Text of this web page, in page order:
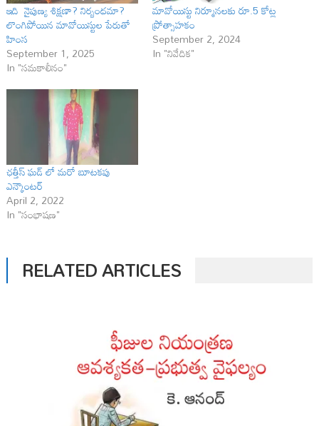
ఇది నైపుణ్య శిక్షణా? నిర్బంధమా?
లొంగిపోయిన మావోయిస్టుల పేరుతో
హింస
September 1, 2025
In "సమకాలీనం"
మావోయిస్టు నిర్మూనలకు రూ.5 కోట్ల
ప్రోత్సాహకం
September 2, 2024
In "నివేదిక"
ఛత్తీస్ ఘడ్ లో మరో బూటకపు
ఎన్కౌంటర్
April 2, 2022
In "సంభాషణ"
RELATED ARTICLES